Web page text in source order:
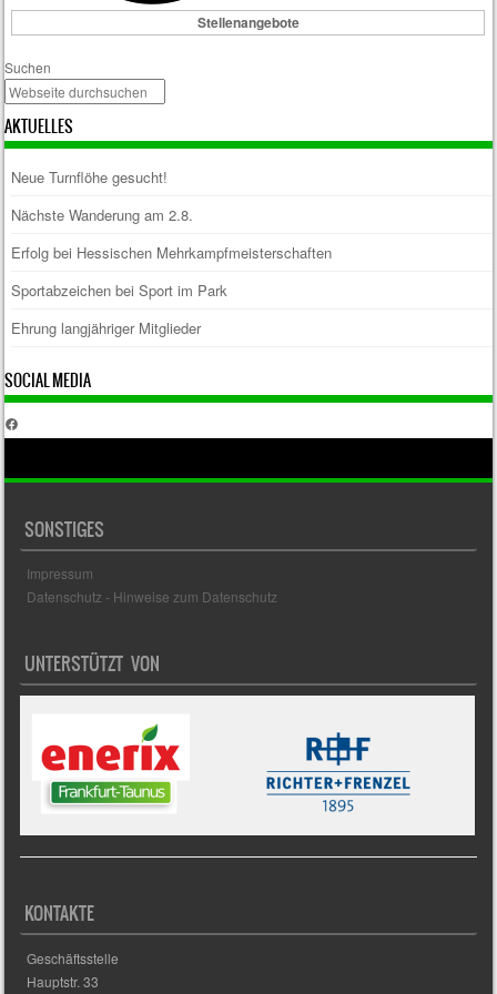
Stellenangebote
Suchen
AKTUELLES
Neue Turnflöhe gesucht!
Nächste Wanderung am 2.8.
Erfolg bei Hessischen Mehrkampfmeisterschaften
Sportabzeichen bei Sport im Park
Ehrung langjähriger Mitglieder
SOCIAL MEDIA
Facebook
SONSTIGES
Impressum
Datenschutz - Hinweise zum Datenschutz
UNTERSTÜTZT VON
KONTAKTE
Geschäftsstelle
Hauptstr. 33